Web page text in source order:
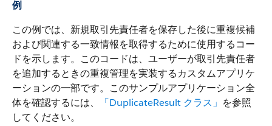
例
この例では、新規取引先責任者を保存した後に重複候補
および関連する一致情報を取得するために使用するコー
ドを示します。このコードは、ユーザーが取引先責任者
を追加するときの重複管理を実装するカスタムアプリケ
ーションの一部です。このサンプルアプリケーション全
体を確認するには、
「DuplicateResult クラス」 を参照
してください。